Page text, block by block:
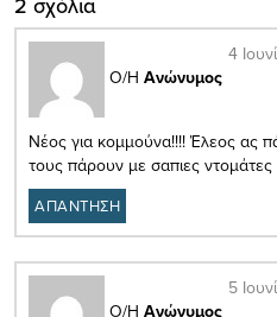
Ο/Η Ανώνυμος
4
Νέος για κομμούνα!!!! Έλεος ας
τους πάρουν με σαπιες ντομάτες
ΑΠΑΝΤΗΣΗ
Ο/Η Ανώνυμος
5